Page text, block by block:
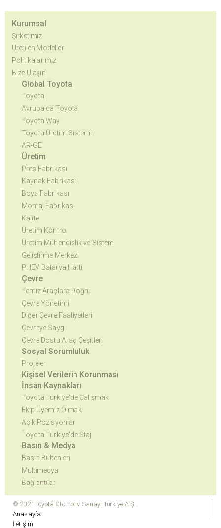
Kurumsal
Şirketimiz
Üretilen Modeller
Politikalarımız
Bize Ulaşın
Global Toyota
Toyota
Avrupa'da Toyota
Toyota Way
Toyota Üretim Sistemi
AR-GE
Üretim
Pres Fabrikası
Kaynak Fabrikası
Boya Fabrikası
Montaj Fabrikası
Kalite
Üretim Kontrol
Üretim Mühendislik ve Sistem
Geliştirme Merkezi
PHEV Batarya Hattı
Çevre
Temiz Araçlara Doğru
Çevre Yönetimi
Diğer Çevre Faaliyetleri
Çevreye Saygı
Çevre Dostu Araç Çeşitleri
Sosyal Sorumluluk
Projeler
Kişisel Verilerin Korunması
İnsan Kaynakları
Toyota Türkiye'de Çalışmak
Ekip Üyemiz Olmak
Açık Pozisyonlar
Toyota Türkiye'de Staj
Basın & Medya
Basın Bültenleri
Multimedya
Bağlantılar
© 2021 Toyota Otomotiv Sanayi Türkiye A.Ş .
Anasayfa
İletişim